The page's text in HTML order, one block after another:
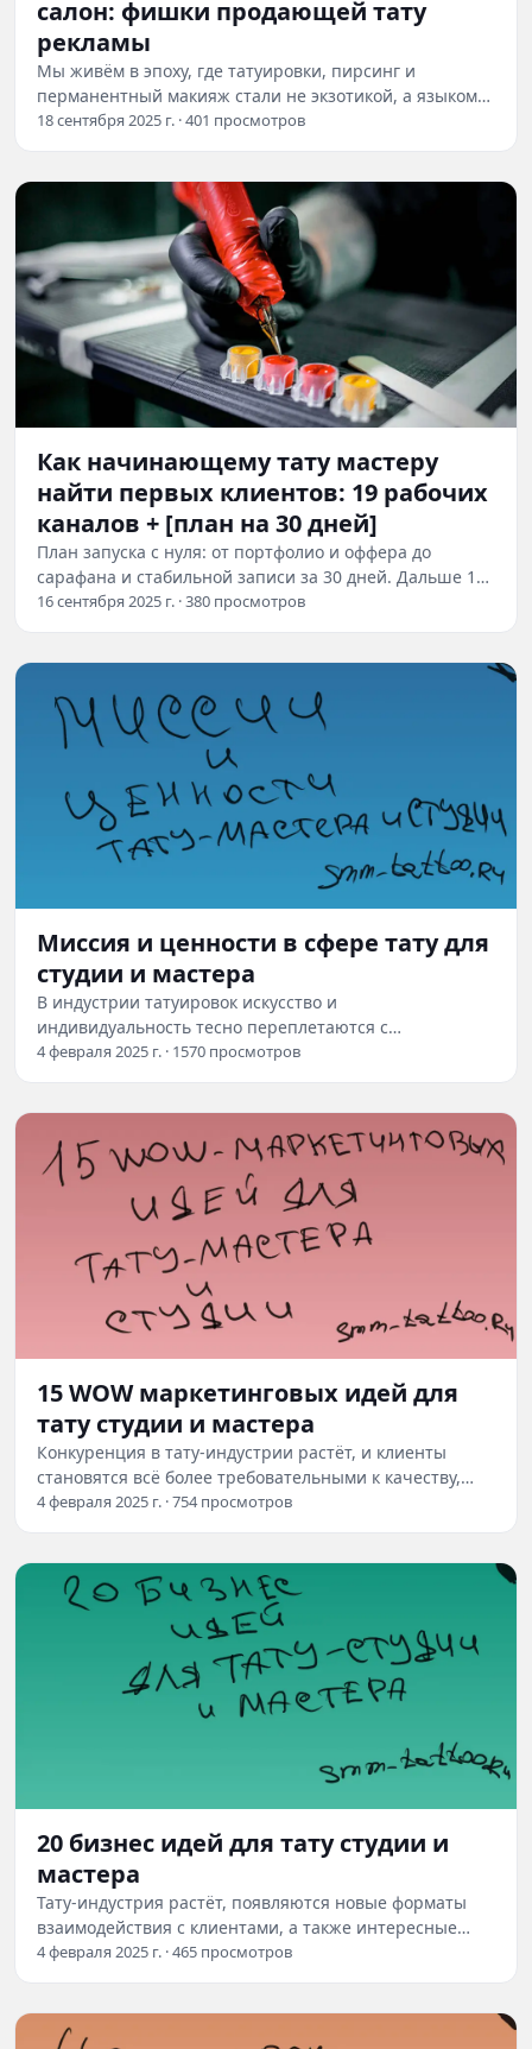
салон: фишки продающей тату
рекламы
Мы живём в эпоху, где татуировки, пирсинг и
перманентный макияж стали не экзотикой, а языком
самовыражения. Эти практики выбирают люди…
18 сентября 2025 г. · 401 просмотров
Как начинающему тату мастеру
найти первых клиентов: 19 рабочих
каналов + [план на 30 дней]
План запуска с нуля: от портфолио и оффера до
сарафана и стабильной записи за 30 дней. Дальше 19
реальных способов и готовые формулы под…
16 сентября 2025 г. · 380 просмотров
Миссия и ценности в сфере тату для
студии и мастера
В индустрии татуировок искусство и
индивидуальность тесно переплетаются с
ответственностью и профессионализмом. Важность
чётко…
4 февраля 2025 г. · 1570 просмотров
15 WOW маркетинговых идей для
тату студии и мастера
Конкуренция в тату-индустрии растёт, и клиенты
становятся всё более требовательными к качеству,
сервису и оригинальности. Студиям и…
4 февраля 2025 г. · 754 просмотров
20 бизнес идей для тату студии и
мастера
Тату-индустрия растёт, появляются новые форматы
взаимодействия с клиентами, а также интересные
технологические новшества. Важно не только…
4 февраля 2025 г. · 465 просмотров